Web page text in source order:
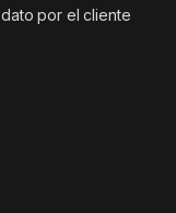
por el cliente